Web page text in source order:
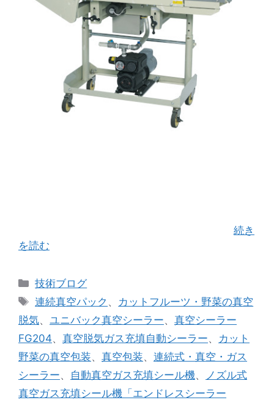
続き
を読む
カ
テ
リ
ー
技術ブログ
タ
グ
連続真空パック 、 カットフルーツ・野菜の真空
脱気、 ユニバック真空シーラー、 真空シーラー
FG204、 真空脱気ガス充填自動シーラー、 カット
野菜の真空包装、 真空包装、 連続式・真空・ガス
シーラー、 自動真空ガス充填シール機、
ノズル式
真空ガス充填シール機「エンドレスシーラー